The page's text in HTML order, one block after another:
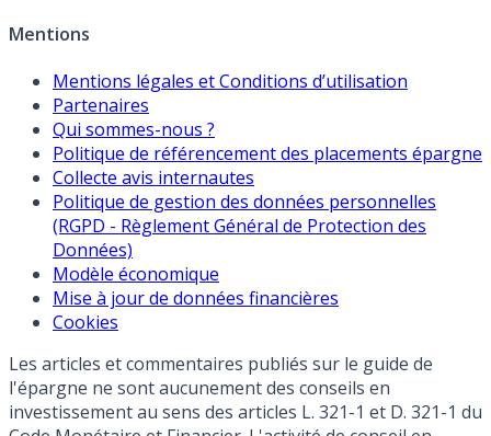
Mentions
Mentions légales et Conditions d’utilisation
Partenaires
Qui sommes-nous ?
Politique de référencement des placements épargne
Collecte avis internautes
Politique de gestion des données personnelles
(RGPD - Règlement Général de Protection des
Données)
Modèle économique
Mise à jour de données financières
Cookies
Les articles et commentaires publiés sur le guide de
l'épargne ne sont aucunement des conseils en
investissement au sens des articles L. 321-1 et D. 321-1 du